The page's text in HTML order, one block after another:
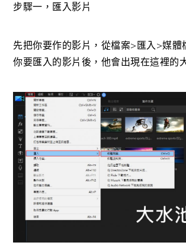
步驟一，匯入影片
先把你要作的影片，從檔案>匯入>媒體
你要匯入的影片後，他會出現在這裡的